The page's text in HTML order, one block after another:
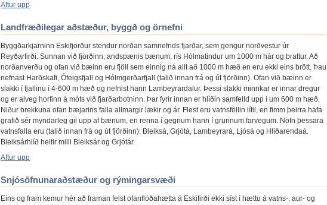
Aftur upp
Landfræðilegar aðstæður, byggð og örnefni
Byggðarkjarninn Eskifjörður stendur norðan samnefnds fjarðar, sem gengur norðvestur úr
Reyðarfirði. Sunnan við fjörðinn, andspænis bænum, rís Hólmatindur um 1000 m hár og brattur. Að
norðanverðu og ofan við bæinn eru fjöll sem einnig ná allt að 1000 m hæð en eru ekki eins brött. Þau
nefnast Harðskafi, Ófeigsfjall og Hólmgerðarfjall (talið innan frá og út fjörðinn). Ofan við bæinn er
slakki í fjallinu í 4-600 m hæð og nefnist hann Lambeyrardalur. Þessi slakki minnkar er innar dregur
og er alveg horfinn á móts við fjarðarbotninn. Þar fyrir innan er hlíðin samfelld upp í um 600 m hæð.
Niður brekkuna ofan bæjarins falla allmargir lækir og ár. Flest eru vatnsföllin lítil, en fimm þeirra hafa
grafið sér myndarleg gil upp af bænum, en renna í gegnum hann í grunnum farvegum. Nöfn þessara
vatnsfalla eru (talið innan frá og út fjörðinn): Bleiksá, Grjótá, Lambeyrará, Ljósá og Hlíðarendaá.
Bleiksárhlíð heitir milli Bleiksár og Grjótár.
Aftur upp
Snjósöfnunaraðstæður og rýmingarsvæði
Eins og fram kemur hér að framan felst ofanflóðahætta á Eskifirði ekki síst í hættu á vatns-, aur- og